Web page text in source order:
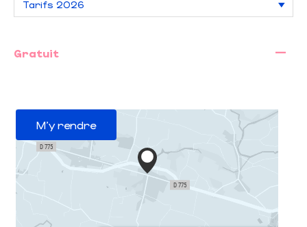
Gratuit —
M'y rendre